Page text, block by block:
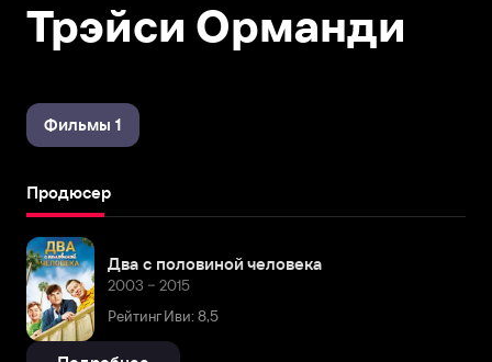
Трэйси Орманди
Фильмы 1
Продюсер
Два с половиной человека
2003 – 2015
Рейтинг Иви: 8,5